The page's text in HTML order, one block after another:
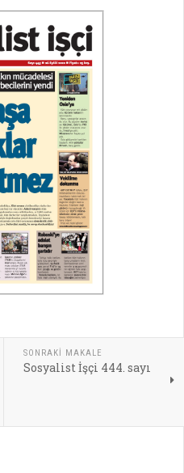
SONRAKI MAKALE
Sosyalist İşçi 444. sayı